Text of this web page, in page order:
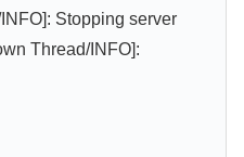
Stopping server
Thread/INFO]: